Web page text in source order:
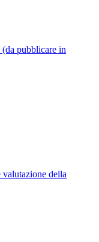
pubblicare in
valutazione della